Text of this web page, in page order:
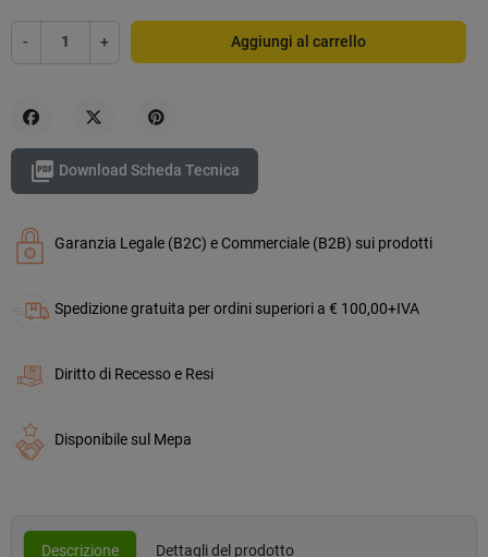
- + Aggiungi al carrello
 Download Scheda Tecnica
Garanzia Legale (B2C) e Commerciale (B2B) sui prodotti
Spedizione gratuita per ordini superiori a € 100,00+IVA
Diritto di Recesso e Resi
Disponibile sul Mepa
Descrizione Dettagli del prodotto